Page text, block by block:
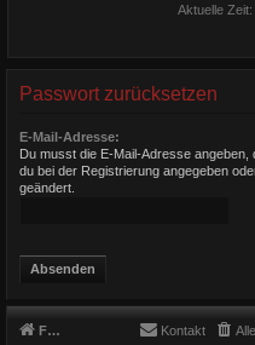
Aktuelle
Passwort zurücksetzen
E-Mail-Adresse:
Du musst die E-Mail-Adresse angeben,
du bei der Registrierung angegeben
geändert.
Foren-Übersicht Kontakt